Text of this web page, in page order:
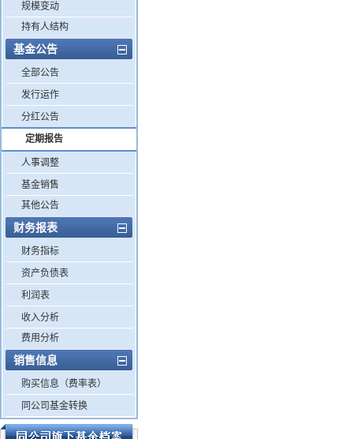
规模变动
持有人结构
基金公告
全部公告
发行运作
分红公告
定期报告
人事调整
基金销售
其他公告
财务报表
财务指标
资产负债表
利润表
收入分析
费用分析
销售信息
购买信息（费率表）
同公司基金转换